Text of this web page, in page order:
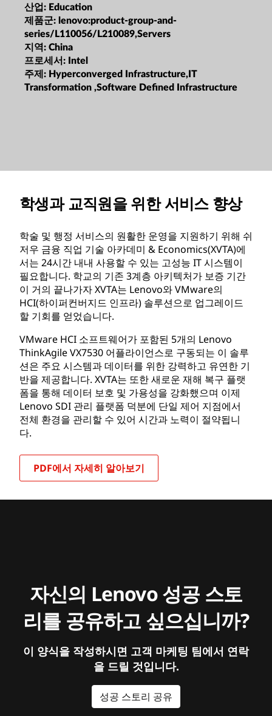
산업: Education
제품군: lenovo:product-group-and-
series/L110056/L210089,Servers
지역: China
프로세서: Intel
주제: Hyperconverged Infrastructure,IT
Transformation ,Software Defined Infrastructure
학생과 교직원을 위한 서비스 향상
학술 및 행정 서비스의 원활한 운영을 지원하기 위해 쉬
저우 금융 직업 기술 아카데미 & Economics(XVTA)에
서는 24시간 내내 사용할 수 있는 고성능 IT 시스템이
필요합니다. 학교의 기존 3계층 아키텍처가 보증 기간
이 거의 끝나가자 XVTA는 Lenovo와 VMware의
HCI(하이퍼컨버지드 인프라) 솔루션으로 업그레이드
할 기회를 얻었습니다.
VMware HCI 소프트웨어가 포함된 5개의 Lenovo
ThinkAgile VX7530 어플라이언스로 구동되는 이 솔루
션은 주요 시스템과 데이터를 위한 강력하고 유연한 기
반을 제공합니다. XVTA는 또한 새로운 재해 복구 플랫
폼을 통해 데이터 보호 및 가용성을 강화했으며 이제
Lenovo SDI 관리 플랫폼 덕분에 단일 제어 지점에서
전체 환경을 관리할 수 있어 시간과 노력이 절약됩니
다.
PDF에서 자세히 알아보기
자신의 Lenovo 성공 스토
리를 공유하고 싶으십니까?
이 양식을 작성하시면 고객 마케팅 팀에서 연락
을 드릴 것입니다.
성공 스토리 공유